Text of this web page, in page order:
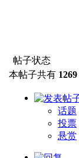
帖子状态
本帖子共有 1269
话题
投票
悬赏